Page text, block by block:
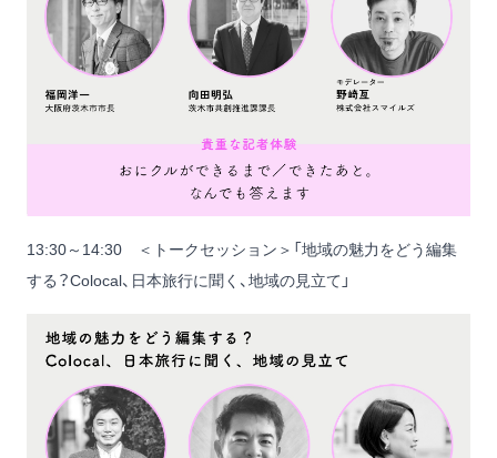
13:30～14:30 ＜トークセッション＞「地域の魅力をどう編集
する？Colocal、日本旅行に聞く、地域の見立て」